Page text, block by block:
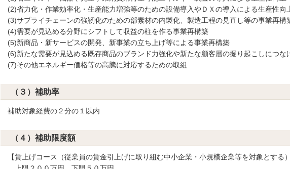
(2)省力化・作業効率化・生産能力増強等のための設備導入やＤＸの導入による生産性向
(3)サプライチェーンの強靭化のための部素材の内製化、製造工程の見直し等の事業再構
(4)需要が見込める分野にシフトして収益の柱を作る事業再構築
(5)新商品・新サービスの開発、新事業の立ち上げ等による事業再構築
(6)新たな需要が見込める既存商品のブランド力強化や新たな顧客層の掘り起こしにつな
(7)その他エネルギー価格等の高騰に対応するための取組
（３）補助率
補助対象経費の２分の１以内
（４）補助限度額
【賃上げコース（従業員の賃金引上げに取り組む中小企業・小規模企業等を対象とする）